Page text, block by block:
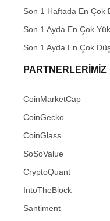
Son 1 Haftada En Çok
Son 1 Ayda En Çok
Son 1 Ayda En Çok
PARTNERLERIMIZ
CoinMarketCap
CoinGecko
CoinGlass
SoSoValue
CryptoQuant
IntoTheBlock
Santiment